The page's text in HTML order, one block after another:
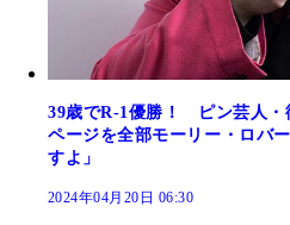
39歳でR-1優勝！ ピン芸人・
ページを全部モーリー・ロバ
すよ」
2024年04月20日 06:30